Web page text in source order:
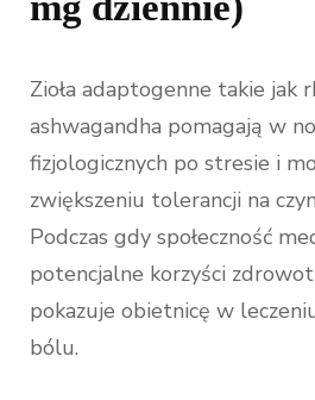
Zioła adaptogenne takie jak
ashwagandha pomagają w
fizjologicznych po stresie i
zwiększeniu tolerancji na
Podczas gdy społeczność
potencjalne korzyści
pokazuje obietnicę w
bólu.